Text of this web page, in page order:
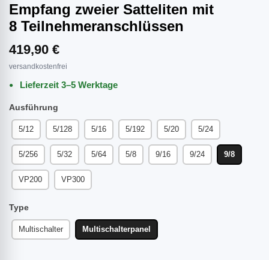
Empfang zweier Satteliten mit
8 Teilnehmeranschlüssen
419,90 €
versandkostenfrei
Lieferzeit 3–5 Werktage
Ausführung
5/12 5/128 5/16 5/192 5/20 5/24
5/256 5/32 5/64 5/8 9/16 9/24 9/8
VP200 VP300
Type
Multischalter Multischalterpanel